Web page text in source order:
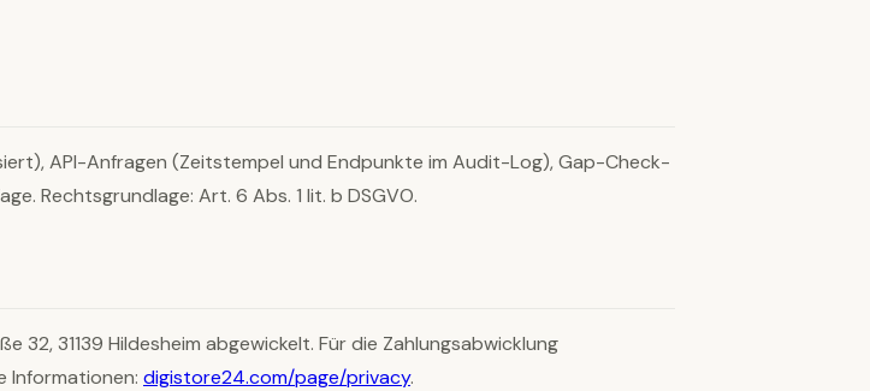
API-Anfragen (Zeitstempel und Endpunkte im Audit-Log), Gap-Check-
Rechtsgrundlage: Art. 6 Abs. 1 lit. b DSGVO.
31139 Hildesheim abgewickelt. Für die Zahlungsabwicklung
Informationen: digistore24.com/page/privacy.